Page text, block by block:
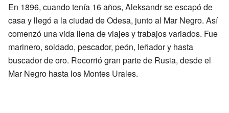
En 1896, cuando tenía 16 años, Aleksandr se escapó de
casa y llegó a la ciudad de Odesa, junto al Mar Negro. Así
comenzó una vida llena de viajes y trabajos variados. Fue
marinero, soldado, pescador, peón, leñador y hasta
buscador de oro. Recorrió gran parte de Rusia, desde el
Mar Negro hasta los Montes Urales.